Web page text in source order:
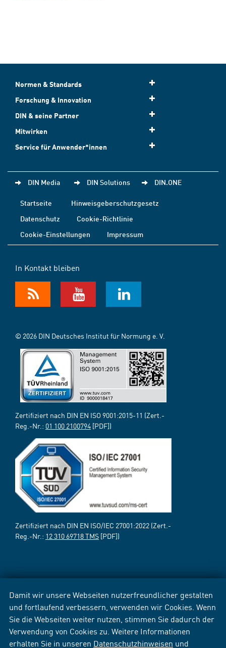
Damit wir unsere Webseiten nutzerfreundlicher gestalten
und fortlaufend verbessern, verwenden wir Cookies. Wenn
Sie die Webseiten weiter nutzen, stimmen Sie dadurch der
Verwendung von Cookies zu. Weitere Informationen
erhalten Sie in unseren Datenschutzhinweisen und
Normen & Standards
Forschung & Innovation
DIN & seine Partner
Mitwirken
Service für Anwender*innen
DIN Media DIN Solutions DIN.ONE
Startseite
Hinweisgeberschutzgesetz
Datenschutz
Cookie-Richtlinie
Cookie-Einstellungen
Impressum
In Kontakt bleiben
© 2026 DIN Deutsches Institut für Normung e. V.
Zertifiziert nach DIN EN ISO 9001:2015-11 (Zert.-
Reg.-Nr.: 01 100 2100794 [PDF])
Zertifiziert nach DIN EN ISO/IEC 27001:2022 (Zert.-
Reg.-Nr.: 12 310 69718 TMS [PDF])